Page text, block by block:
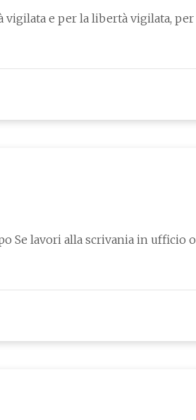
vigilata e per la libertà vigilata, per
Se lavori alla scrivania in ufficio o